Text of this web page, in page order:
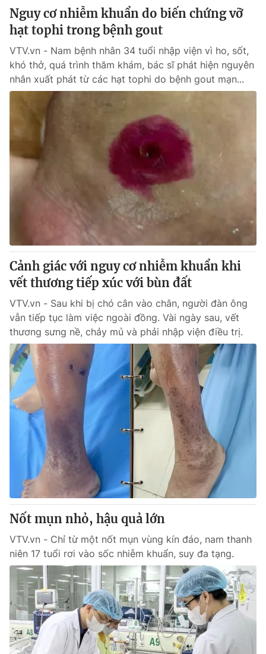
Góc doanh nghiệp
Truyền hình
Phim VTV
Hậu trường
Nhân vật
Khán giả
Giải sao mai
Giải trí
Điện ảnh
Đời sống
Làm đẹp
Chất lượng cuộc sống
Giáo dục
Tuyển sinh
Học trực tuyến
Công nghệ
Hitech Công nghệ tương lai
Sản phẩm
Tư vấn
Lịch phát sóng
Chuyên mục khác
Emagazine Podcast
Photo Infographic
Video Shorts video
VTV Money VTV Thể thao
VTV Sức khoẻ Bất động sản
Thị trường 24h Tấm lòng Việt
VTV4 Vươn mình bằng AI
VTV8
Liên hệ tòa soạn English
THỜI BÁO VTV
Nguy cơ nhiễm khuẩn do biến chứng vỡ
hạt tophi trong bệnh gout
VTV.vn - Nam bệnh nhân 34 tuổi nhập viện vì ho, sốt,
khó thở, quá trình thăm khám, bác sĩ phát hiện nguyên
nhân xuất phát từ các hạt tophi do bệnh gout mạn...
Cảnh giác với nguy cơ nhiễm khuẩn khi
vết thương tiếp xúc với bùn đất
VTV.vn - Sau khi bị chó cắn vào chân, người đàn ông
vẫn tiếp tục làm việc ngoài đồng. Vài ngày sau, vết
thương sưng nề, chảy mủ và phải nhập viện điều trị.
Nốt mụn nhỏ, hậu quả lớn
VTV.vn - Chỉ từ một nốt mụn vùng kín đáo, nam thanh
niên 17 tuổi rơi vào sốc nhiễm khuẩn, suy đa tạng.